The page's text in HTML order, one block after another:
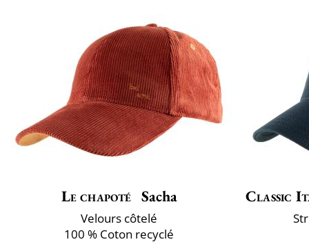
Le chapoté Sacha
Velours côtelé
100 % Coton recyclé
Classic